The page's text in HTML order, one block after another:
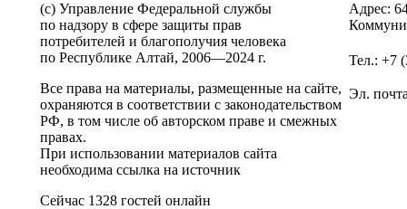
(c) Управление Федеральной службы
по надзору в сфере защиты прав
потребителей и благополучия человека
по Республике Алтай, 2006—2024 г.
Все права на материалы, размещенные на сайте,
охраняются в соответствии с законодательством
РФ, в том числе об авторском праве и смежных
правах.
При использовании материалов сайта
необходима ссылка на источник
Сейчас 1328 гостей онлайн
Адрес:
Тел.: +7
Эл.